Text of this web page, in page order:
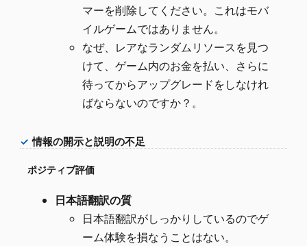
マーを削除してください。これはモバ
イルゲームではありません。
なぜ、レアなランダムリソースを見つ
けて、ゲーム内のお金を払い、さらに
待ってからアップグレードをしなけれ
ばならないのですか？。
情報の開示と説明の不足
ポジティブ評価
日本語翻訳の質
日本語翻訳がしっかりしているのでゲ
ーム体験を損なうことはない。